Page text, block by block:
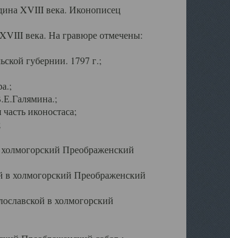
XVIII века. Иконописец
века. На гравюре отмечены:
губернии. 1797 г.;
иконостаса;
Преображенский
холмогорский Преображенский
в холмогорский